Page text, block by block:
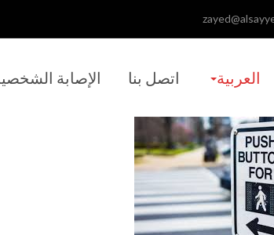
الإصابة اتصل بنا العربية‏